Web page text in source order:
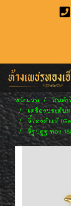
หน้าแรก
สินค้า
เครื่องประดับ
จี้ทองคำแท้
จี้รูปอูฐ ทอง